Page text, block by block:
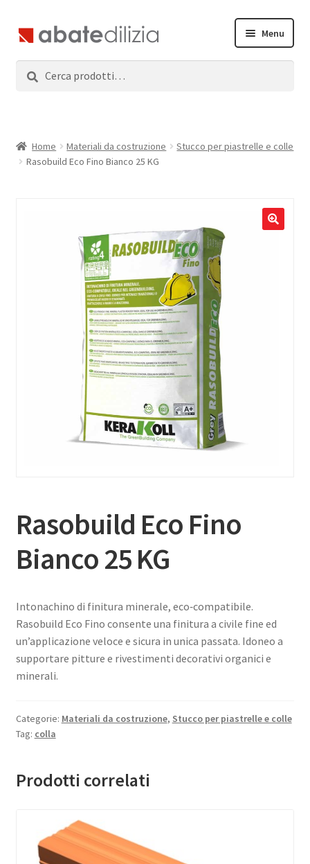
Vai
alla
navigazione
Vai
al
contenuto
Menu
child
ServiziHome Materiali da costruzione
Stucco per piastrelle e colle
Rasobuild Eco Fino Bianco 25 KG
Rasobuild Eco Fino
Bianco 25 KG
Intonachino di finitura minerale, eco‑compatibile.
Rasobuild Eco Fino consente una finitura a civile fine ed
un’applicazione veloce e sicura in unica passata. Idoneo a
supportare pitture e rivestimenti decorativi organici e
minerali.
Categorie: Materiali da costruzione, Stucco per piastrelle e colle
Tag: colla
Prodotti correlati